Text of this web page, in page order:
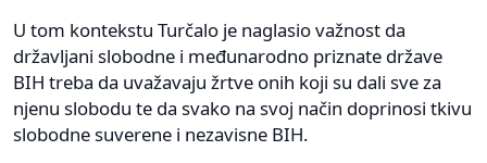
U tom kontekstu Turčalo je naglasio važnost da
državljani slobodne i međunarodno priznate države
BIH treba da uvažavaju žrtve onih koji su dali sve za
njenu slobodu te da svako na svoj način doprinosi tkivu
slobodne suverene i nezavisne BIH.